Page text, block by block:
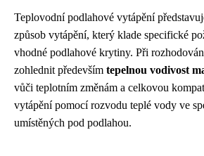
Teplovodní podlahové vytápění
způsob vytápění, který klade specifické
vhodné podlahové krytiny. Při
zohlednit především tepelnou vodivost
vůči teplotním změnám a celkovou
vytápění pomocí rozvodu teplé vody ve
umístěných pod podlahou.